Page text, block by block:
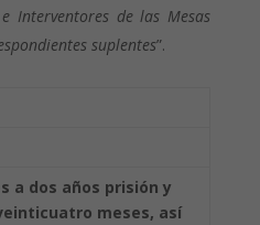
e Interventores de las Mesas
suplentes”.
a dos años prisión y
meses, así